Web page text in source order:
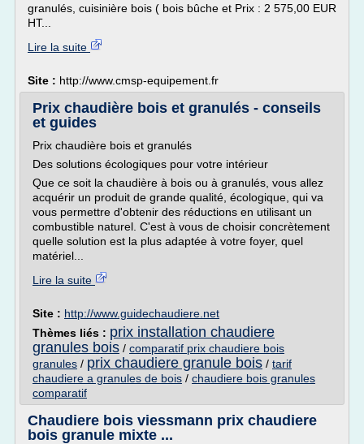
granulés, cuisinière bois ( bois bûche et Prix : 2 575,00 EUR
HT...
Lire la suite
Site : http://www.cmsp-equipement.fr
Prix chaudière bois et granulés - conseils
et guides
Prix chaudière bois et granulés
Des solutions écologiques pour votre intérieur
Que ce soit la chaudière à bois ou à granulés, vous allez
acquérir un produit de grande qualité, écologique, qui va
vous permettre d'obtenir des réductions en utilisant un
combustible naturel. C'est à vous de choisir concrètement
quelle solution est la plus adaptée à votre foyer, quel
matériel...
Lire la suite
Site : http://www.guidechaudiere.net
Thèmes liés : prix installation chaudiere
granules bois / comparatif prix chaudiere bois
granules / prix chaudiere granule bois / tarif
chaudiere a granules de bois / chaudiere bois granules
comparatif
Chaudiere bois viessmann prix chaudiere
bois granule mixte ...